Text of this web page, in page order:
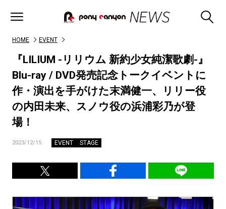
HOME EVENT
『LILIUM -リリウム 新約少女純潔歌劇-』
Blu-ray / DVD発売記念トークイベントに
作・演出を手がけた末満健一、リリー役
の内田未来、スノウ役の浜浦彩乃が登
場！
2023/12/15 EVENT STAGE